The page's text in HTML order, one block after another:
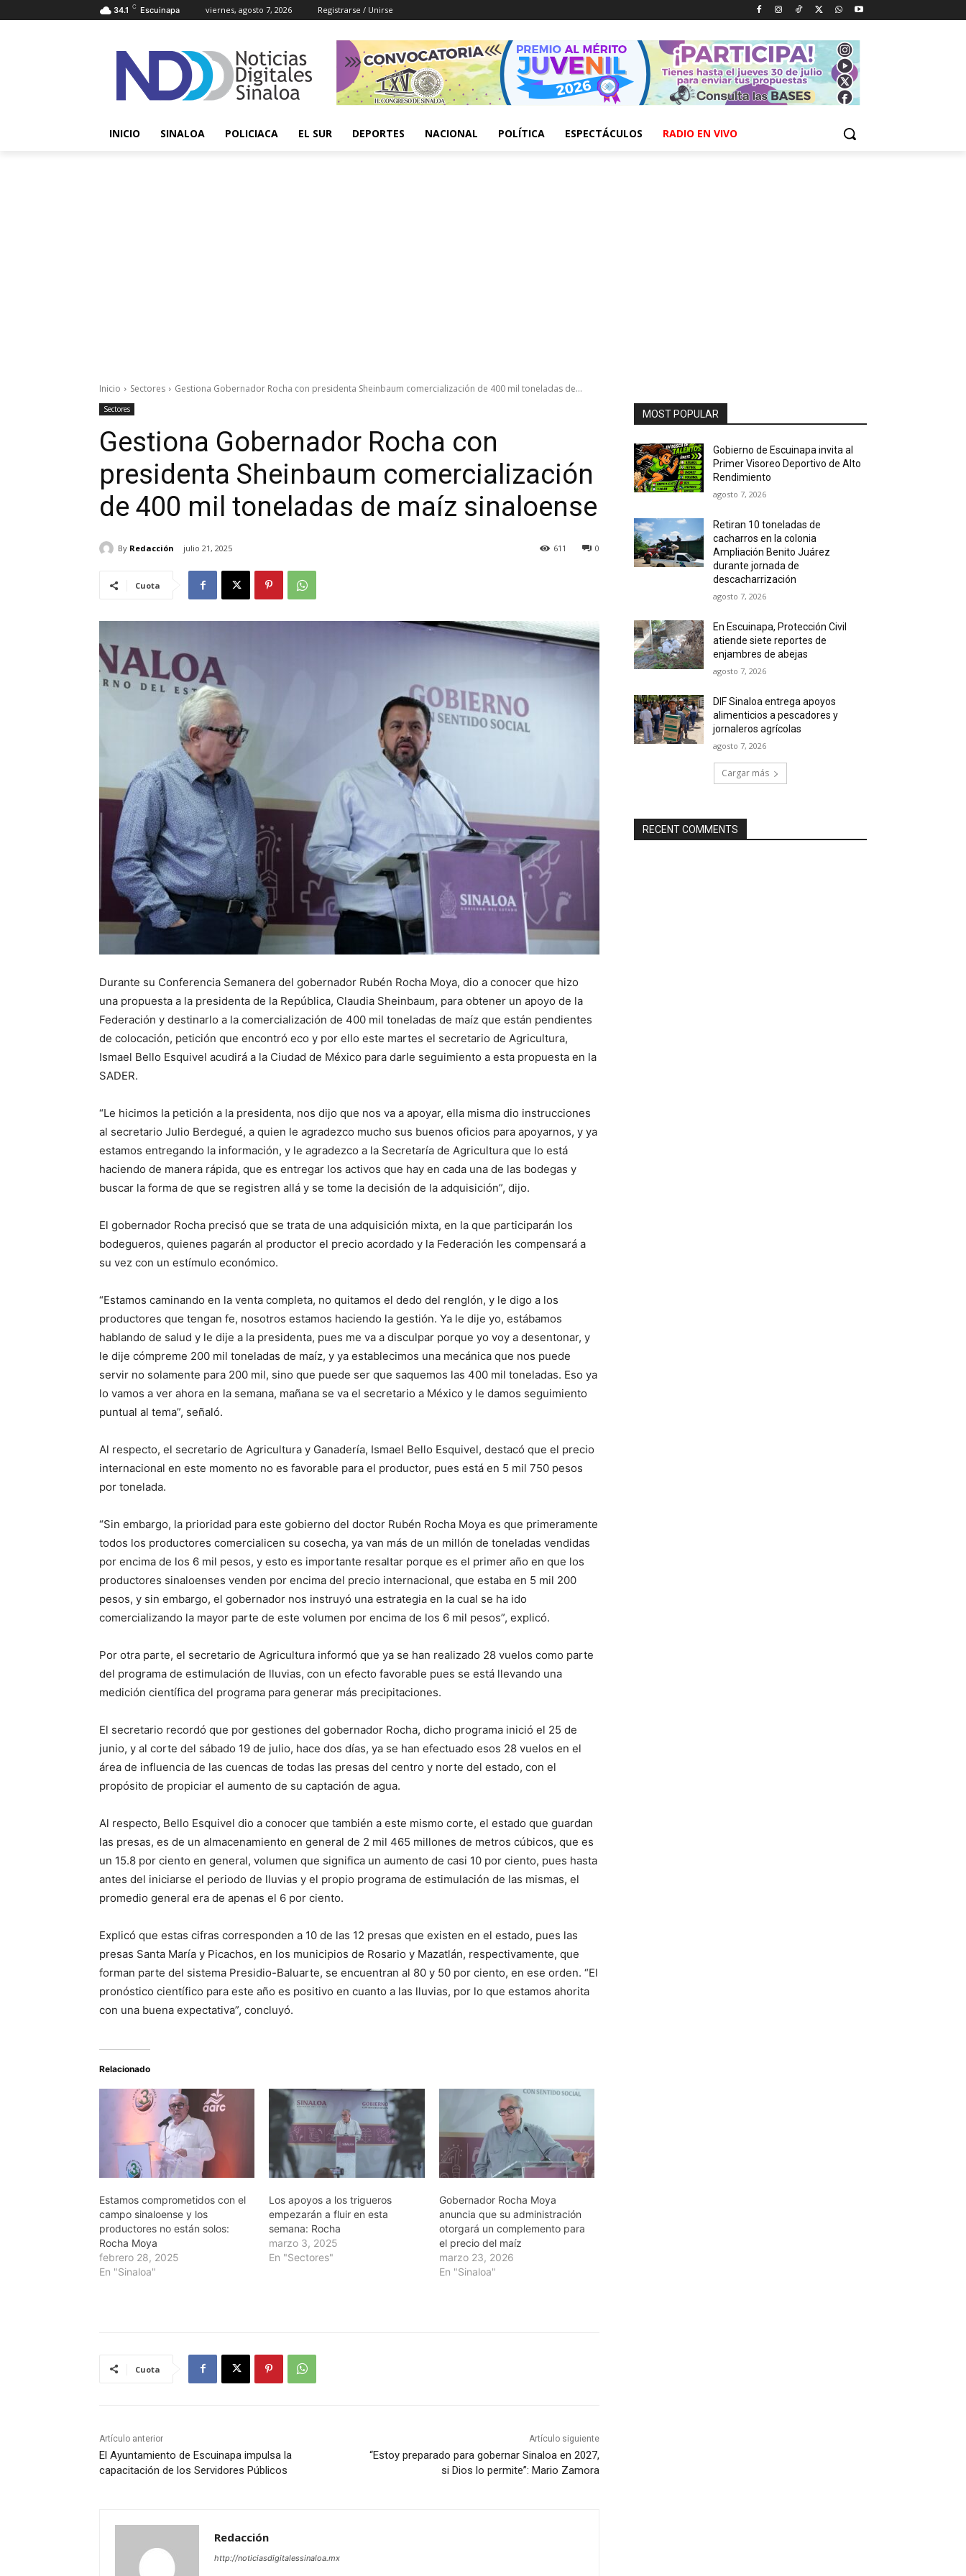
34.1 C Escuinapa viernes, agosto 7, 2026 Registrarse / Unirse
INICIO SINALOA POLICIACA EL SUR DEPORTES NACIONAL POLÍTICA ESPECTÁCULOS RADIO EN VIVO
Inicio Sectores Gestiona Gobernador Rocha con presidenta Sheinbaum comercialización de 400 mil toneladas de...
Sectores
Gestiona Gobernador Rocha con
presidenta Sheinbaum comercialización
de 400 mil toneladas de maíz sinaloense
By Redacción julio 21, 2025 0
611
Cuota
Durante su Conferencia Semanera del gobernador Rubén Rocha Moya, dio a conocer que hizo
una propuesta a la presidenta de la República, Claudia Sheinbaum, para obtener un apoyo de la
Federación y destinarlo a la comercialización de 400 mil toneladas de maíz que están pendientes
de colocación, petición que encontró eco y por ello este martes el secretario de Agricultura,
Ismael Bello Esquivel acudirá a la Ciudad de México para darle seguimiento a esta propuesta en la
SADER.
“Le hicimos la petición a la presidenta, nos dijo que nos va a apoyar, ella misma dio instrucciones
al secretario Julio Berdegué, a quien le agradezco mucho sus buenos oficios para apoyarnos, y ya
estamos entregando la información, y le agradezco a la Secretaría de Agricultura que lo está
haciendo de manera rápida, que es entregar los activos que hay en cada una de las bodegas y
buscar la forma de que se registren allá y se tome la decisión de la adquisición”, dijo.
El gobernador Rocha precisó que se trata de una adquisición mixta, en la que participarán los
bodegueros, quienes pagarán al productor el precio acordado y la Federación les compensará a
su vez con un estímulo económico.
“Estamos caminando en la venta completa, no quitamos el dedo del renglón, y le digo a los
productores que tengan fe, nosotros estamos haciendo la gestión. Ya le dije yo, estábamos
hablando de salud y le dije a la presidenta, pues me va a disculpar porque yo voy a desentonar, y
le dije cómpreme 200 mil toneladas de maíz, y ya establecimos una mecánica que nos puede
servir no solamente para 200 mil, sino que puede ser que saquemos las 400 mil toneladas. Eso ya
lo vamos a ver ahora en la semana, mañana se va el secretario a México y le damos seguimiento
puntual al tema”, señaló.
Al respecto, el secretario de Agricultura y Ganadería, Ismael Bello Esquivel, destacó que el precio
internacional en este momento no es favorable para el productor, pues está en 5 mil 750 pesos
por tonelada.
“Sin embargo, la prioridad para este gobierno del doctor Rubén Rocha Moya es que primeramente
todos los productores comercialicen su cosecha, ya van más de un millón de toneladas vendidas
por encima de los 6 mil pesos, y esto es importante resaltar porque es el primer año en que los
productores sinaloenses venden por encima del precio internacional, que estaba en 5 mil 200
pesos, y sin embargo, el gobernador nos instruyó una estrategia en la cual se ha ido
comercializando la mayor parte de este volumen por encima de los 6 mil pesos”, explicó.
Por otra parte, el secretario de Agricultura informó que ya se han realizado 28 vuelos como parte
del programa de estimulación de lluvias, con un efecto favorable pues se está llevando una
medición científica del programa para generar más precipitaciones.
El secretario recordó que por gestiones del gobernador Rocha, dicho programa inició el 25 de
junio, y al corte del sábado 19 de julio, hace dos días, ya se han efectuado esos 28 vuelos en el
área de influencia de las cuencas de todas las presas del centro y norte del estado, con el
propósito de propiciar el aumento de su captación de agua.
Al respecto, Bello Esquivel dio a conocer que también a este mismo corte, el estado que guardan
las presas, es de un almacenamiento en general de 2 mil 465 millones de metros cúbicos, que es
un 15.8 por ciento en general, volumen que significa un aumento de casi 10 por ciento, pues hasta
antes del iniciarse el periodo de lluvias y el propio programa de estimulación de las mismas, el
promedio general era de apenas el 6 por ciento.
Explicó que estas cifras corresponden a 10 de las 12 presas que existen en el estado, pues las
presas Santa María y Picachos, en los municipios de Rosario y Mazatlán, respectivamente, que
forman parte del sistema Presidio-Baluarte, se encuentran al 80 y 50 por ciento, en ese orden. “El
pronóstico científico para este año es positivo en cuanto a las lluvias, por lo que estamos ahorita
con una buena expectativa”, concluyó.
Relacionado
Estamos comprometidos con el
campo sinaloense y los
productores no están solos:
Rocha Moya
febrero 28, 2025
En "Sinaloa"
Los apoyos a los trigueros
empezarán a fluir en esta
semana: Rocha
marzo 3, 2025
En "Sectores"
Gobernador Rocha Moya
anuncia que su administración
otorgará un complemento para
el precio del maíz
marzo 23, 2026
En "Sinaloa"
Cuota
Artículo anterior
El Ayuntamiento de Escuinapa impulsa la
capacitación de los Servidores Públicos
Artículo siguiente
“Estoy preparado para gobernar Sinaloa en 2027,
si Dios lo permite”: Mario Zamora
Redacción
http://noticiasdigitalessinaloa.mx
MOST POPULAR
Gobierno de Escuinapa invita al
Primer Visoreo Deportivo de Alto
Rendimiento
agosto 7, 2026
Retiran 10 toneladas de
cacharros en la colonia
Ampliación Benito Juárez
durante jornada de
descacharrización
agosto 7, 2026
En Escuinapa, Protección Civil
atiende siete reportes de
enjambres de abejas
agosto 7, 2026
DIF Sinaloa entrega apoyos
alimenticios a pescadores y
jornaleros agrícolas
agosto 7, 2026
Cargar más
RECENT COMMENTS